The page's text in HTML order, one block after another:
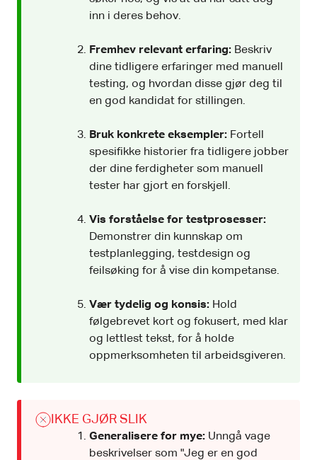
inn i deres behov.
Fremhev relevant erfaring: Beskriv
dine tidligere erfaringer med manuell
testing, og hvordan disse gjør deg til
en god kandidat for stillingen.
Bruk konkrete eksempler: Fortell
spesifikke historier fra tidligere jobber
der dine ferdigheter som manuell
tester har gjort en forskjell.
Vis forståelse for testprosesser:
Demonstrer din kunnskap om
testplanlegging, testdesign og
feilsøking for å vise din kompetanse.
Vær tydelig og konsis: Hold
følgebrevet kort og fokusert, med klar
og lettlest tekst, for å holde
oppmerksomheten til arbeidsgiveren.
IKKE GJØR SLIK
Generalisere for mye: Unngå vage
beskrivelser som "Jeg er en god